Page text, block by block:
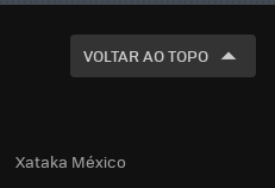
VOLTAR AO TOPO
Xataka México